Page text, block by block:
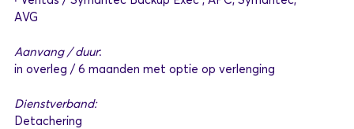
AVG
Aanvang / duur:
in overleg / 6 maanden met optie op verlenging
Dienstverband:
Detachering